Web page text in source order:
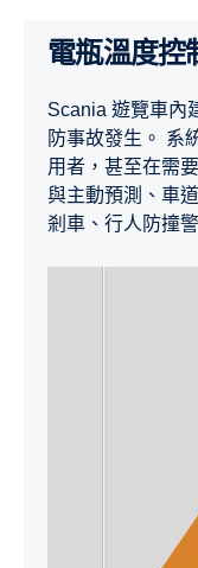
電瓶溫度控
Scania 遊覽車內
防事故發生。 系
用者，甚至在需
與主動預測、車
剎車、行人防撞